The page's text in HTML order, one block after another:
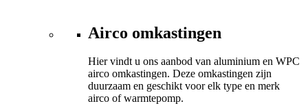
Airco omkastingen
Hier vindt u ons aanbod van aluminium en WPC
airco omkastingen. Deze omkastingen zijn
duurzaam en geschikt voor elk type en merk
airco of warmtepomp.